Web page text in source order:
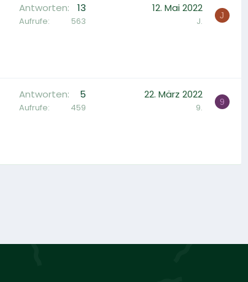
Antworten 13
Aufrufe 563
12. Mai 2022
J. J
Antworten 5
Aufrufe 459
22. März 2022
9. 9